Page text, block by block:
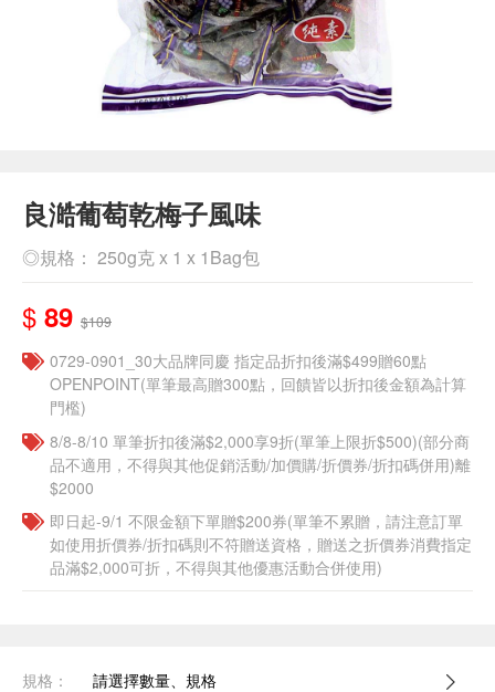
良澔葡萄乾梅子風味
◎規格： 250g克 x 1 x 1Bag包
$ 89 $109
0729-0901_30大品牌同慶 指定品折扣後滿$499贈60點
OPENPOINT(單筆最高贈300點，回饋皆以折扣後金額為計算
門檻)
8/8-8/10 單筆折扣後滿$2,000享9折(單筆上限折$500)(部分商
品不適用，不得與其他促銷活動/加價購/折價券/折扣碼併用)離
$2000
即日起-9/1 不限金額下單贈$200券(單筆不累贈，請注意訂單
如使用折價券/折扣碼則不符贈送資格，贈送之折價券消費指定
品滿$2,000可折，不得與其他優惠活動合併使用)
規格： 請選擇數量、規格